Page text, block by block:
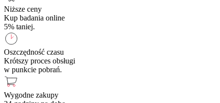
Niższe ceny
Kup badania online
5% taniej.
Oszczędność czasu
Krótszy proces obsługi
w punkcie pobrań.
Wygodne zakupy